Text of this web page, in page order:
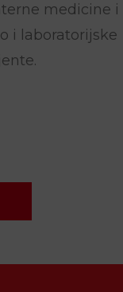
medicine i
i laboratorijske